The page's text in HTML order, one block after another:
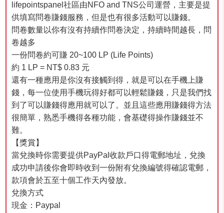
lifepointspanel社區由NFO and TNS公司運營，主要是提
供填寫問卷賺錢服務，但是也有很多活動可以賺錢。
問卷數量以你有沒有持續作問卷決定，持續時間越長，問
卷越多
一份問卷約可賺 20~100 LP (Life Points)
約 1 LP = NT$ 0.83 元
還有一種應用是你沒有接觸到得，就是可以在手機上賺
錢，每一位使用手機玩得好都可以輕鬆賺錢，只是我們找
到了可以賺錢得應用就可以了。並且這些應用賺錢得方法
很簡單，熟悉手機得各種功能，會基礎得操作賺錢並不
難。
【獎賞】
當兌換時你需要提供PayPal收款戶口得電郵地址，兌換
成功申請後你會即時收到一份附有兌換編號得確認電郵，
款項會於五至十個工作天內發放。
兌換方式
現金：Paypal